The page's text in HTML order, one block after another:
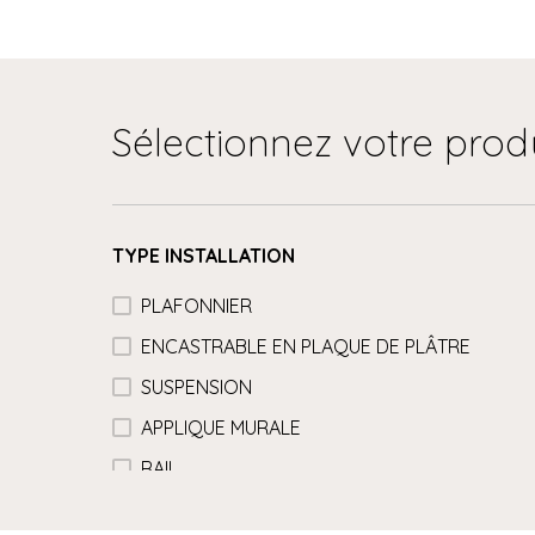
Sélectionnez votre
TYPE INSTALLATION
PLAFONNIER
ENCASTRABLE EN PLAQUE DE PLÂTRE
SUSPENSION
APPLIQUE MURALE
RAIL